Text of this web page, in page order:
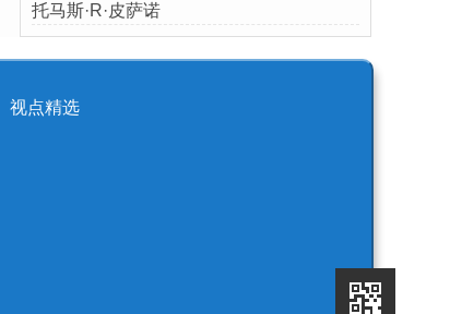
托马斯·R·皮萨诺
视点精选